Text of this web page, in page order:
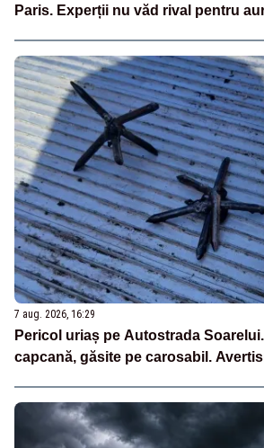
Paris. Experții nu văd rival pentru
7 aug. 2026, 16:29
Pericol uriaș pe Autostrada
capcană, găsite pe carosabil.